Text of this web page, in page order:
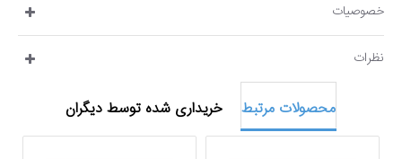
خصوصیات
نظرات
محصولات مرتبط خریداری شده توسط دیگران